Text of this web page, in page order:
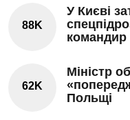
88K
У Києві
командир
62K
Міністр
Польщі